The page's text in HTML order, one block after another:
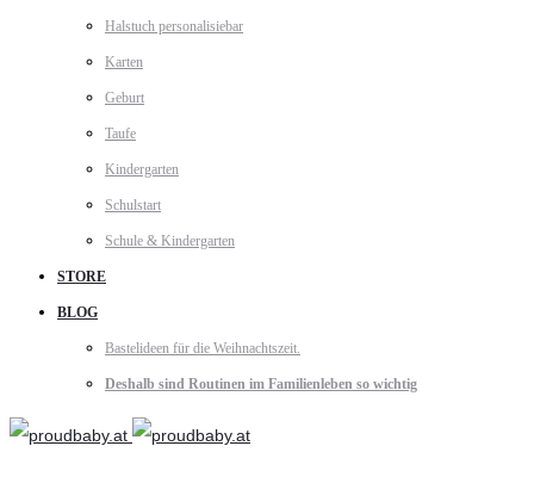
Halstuch personalisiebar
Karten
Geburt
Taufe
Kindergarten
Schulstart
Schule & Kindergarten
STORE
BLOG
Bastelideen für die Weihnachtszeit.
Deshalb sind Routinen im Familienleben so wichtig